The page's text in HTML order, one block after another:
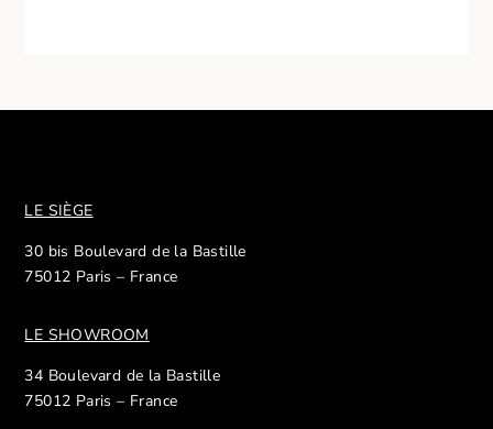
LE SIÈGE
30 bis Boulevard de la Bastille
75012 Paris – France
LE SHOWROOM
34 Boulevard de la Bastille
75012 Paris – France